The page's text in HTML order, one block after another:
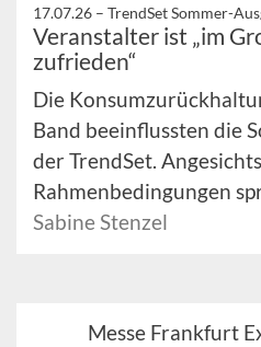
17.07.26 – TrendSet Sommer-
Veranstalter ist „im
zufrieden“
Die
Band beeinflussten die
der TrendSet.
Rahmenbedingungen
Sabine Stenzel
Messe Frankfurt